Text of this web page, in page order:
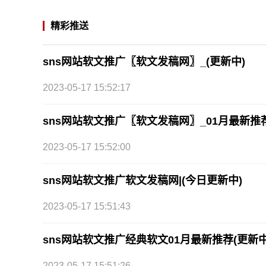
精彩推送
sns网站软文推广〖软文发稿网〗_(更新中)
2023-05-17 15:52:17
sns网站软文推广〖软文发稿网〗_01月最新推
2023-05-17 15:52:00
sns网站软文推广软文发稿网|(今日更新中)
2023-05-17 15:51:43
sns网站软文推广经典软文01月最新推荐(更新